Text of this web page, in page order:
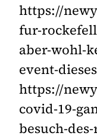
https://
fur-
aber-wohl-
event-
https://
covid-19-
besuch-